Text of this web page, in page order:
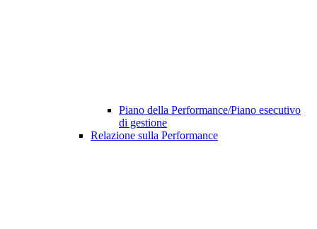
Piano della Performance/Piano esecutivo
di gestione
Relazione sulla Performance